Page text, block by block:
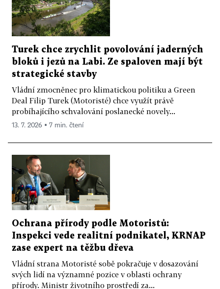
Turek chce zrychlit povolování jaderných
bloků i jezů na Labi. Ze spaloven mají být
strategické stavby
Vládní zmocněnec pro klimatickou politiku a Green
Deal Filip Turek (Motoristé) chce využít právě
probíhajícího schvalování poslanecké novely...
13. 7. 2026 ▪ 7 min. čtení
Ochrana přírody podle Motoristů:
Inspekci vede realitní podnikatel, KRNAP
zase expert na těžbu dřeva
Vládní strana Motoristé sobě pokračuje v dosazování
svých lidí na významné pozice v oblasti ochrany
přírody. Ministr životního prostředí za...